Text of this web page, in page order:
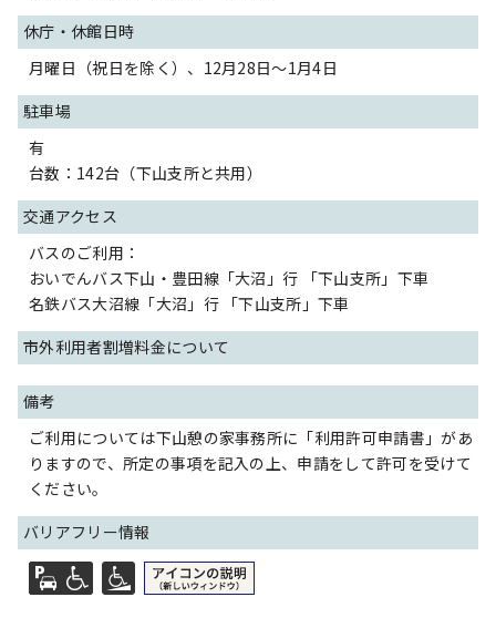
休庁・休館日時
月曜日（祝日を除く）、12月28日～1月4日
駐車場
有
台数：142台（下山支所と共用）
交通アクセス
バスのご利用：
おいでんバス下山・豊田線「大沼」行 「下山支所」下車
名鉄バス大沼線「大沼」行 「下山支所」下車
市外利用者割増料金について
備考
ご利用については下山憩の家事務所に「利用許可申請書」があ
りますので、所定の事項を記入の上、申請をして許可を受けて
ください。
バリアフリー情報